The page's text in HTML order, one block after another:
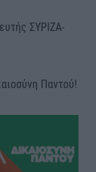
ΣΥΡΙΖΑ-
Παντού!